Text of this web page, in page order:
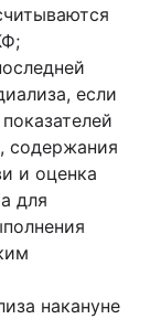
если
содержания
и оценка
для
накануне